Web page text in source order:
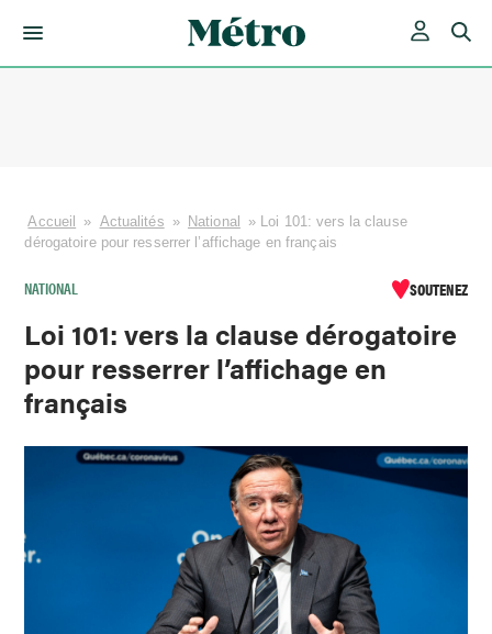
Accueil » Actualités » National » Loi 101: vers la clause
dérogatoire pour resserrer l’affichage en français
NATIONAL SOUTENEZ
Loi 101: vers la clause dérogatoire
pour resserrer l’affichage en
français